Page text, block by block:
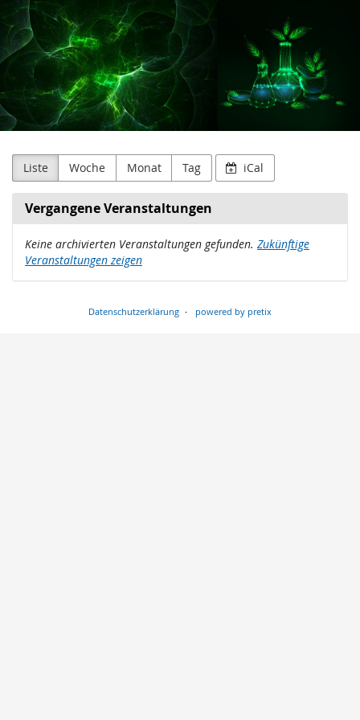
Zum
Haupt-
Inhalt
springen
Waldner
Laboreinrichtungen
SE
&
Co.
KG
Liste Woche Monat Tag iCal
Vergangene Veranstaltungen
Keine archivierten Veranstaltungen gefunden. Zukünftige
Veranstaltungen zeigen
Datenschutzerklärung powered by pretix